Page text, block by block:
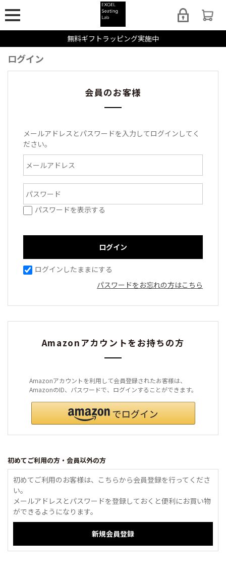
無料ギフトラッピング実施中
ログイン
会員のお客様
メールアドレスとパスワードを入力してログインしてく
ださい。
パスワードを表示する
ログインしたままにする
パスワードをお忘れの方はこちら
Amazonアカウントをお持ちの方
Amazonアカウントを利用して会員登録されたお客様は、
AmazonのID、パスワードで、ログインすることができます。
初めてご利用の方・会員以外の方
初めてご利用のお客様は、こちらから会員登録を行ってくださ
い。
メールアドレスとパスワードを登録しておくと便利にお買い物
ができるようになります。